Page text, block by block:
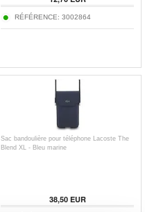
RÉFÉRENCE: 3002864
Sac bandoulière pour téléphone Lacoste The
Blend XL - Bleu marine
38,50EUR